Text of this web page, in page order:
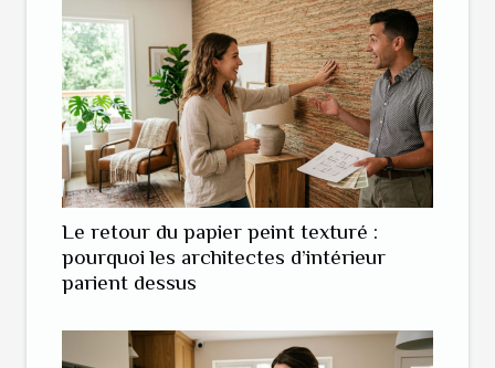
Le retour du papier peint texturé :
pourquoi les architectes d’intérieur
parient dessus